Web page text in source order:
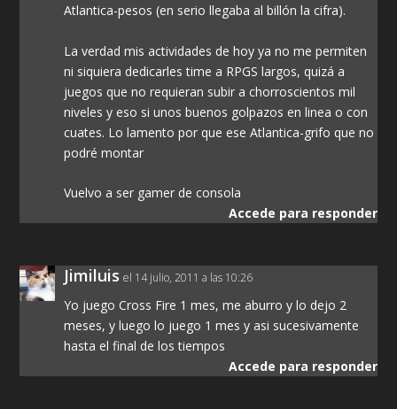
Atlantica-pesos (en serio llegaba al billón la cifra).
La verdad mis actividades de hoy ya no me permiten
ni siquiera dedicarles time a RPGS largos, quizá a
juegos que no requieran subir a chorroscientos mil
niveles y eso si unos buenos golpazos en linea o con
cuates. Lo lamento por que ese Atlantica-grifo que no
podré montar
Vuelvo a ser gamer de consola
Accede para responder
Jimiluis el 14 julio, 2011 a las 10:26
Yo juego Cross Fire 1 mes, me aburro y lo dejo 2
meses, y luego lo juego 1 mes y asi sucesivamente
hasta el final de los tiempos
Accede para responder